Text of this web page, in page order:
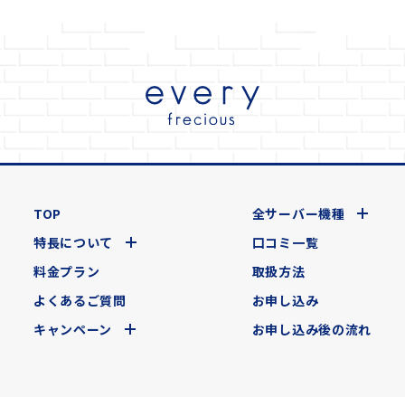
TOP
特長について
料金プラン
よくあるご質問
キャンペーン
全サーバー機種
口コミ一覧
取扱方法
お申し込み
お申し込み後の流れ